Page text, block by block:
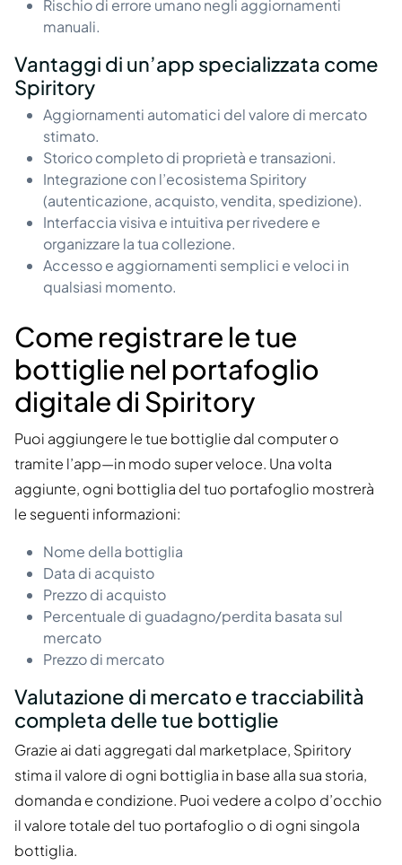
Rischio di errore umano negli aggiornamenti
manuali.
Vantaggi di un’app specializzata come
Spiritory
Aggiornamenti automatici del valore di mercato
stimato.
Storico completo di proprietà e transazioni.
Integrazione con l’ecosistema Spiritory
(autenticazione, acquisto, vendita, spedizione).
Interfaccia visiva e intuitiva per rivedere e
organizzare la tua collezione.
Accesso e aggiornamenti semplici e veloci in
qualsiasi momento.
Come registrare le tue
bottiglie nel portafoglio
digitale di Spiritory
Puoi aggiungere le tue bottiglie dal computer o
tramite l’app—in modo super veloce. Una volta
aggiunte, ogni bottiglia del tuo portafoglio mostrerà
le seguenti informazioni:
Nome della bottiglia
Data di acquisto
Prezzo di acquisto
Percentuale di guadagno/perdita basata sul
mercato
Prezzo di mercato
Valutazione di mercato e tracciabilità
completa delle tue bottiglie
Grazie ai dati aggregati dal marketplace, Spiritory
stima il valore di ogni bottiglia in base alla sua storia,
domanda e condizione. Puoi vedere a colpo d’occhio
il valore totale del tuo portafoglio o di ogni singola
bottiglia.